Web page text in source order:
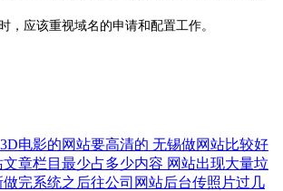
，应该重视域名的申请和配置工作。
电影的网站要高清的 无锡做网站比较好
文章栏目最少占多少内容 网站出现大量垃
做完系统之后往公司网站后台传照片过几